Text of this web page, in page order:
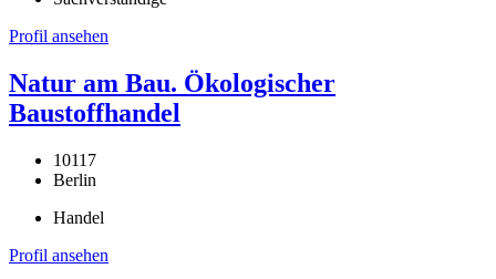
Profil ansehen
Natur am Bau. Ökologischer
Baustoffhandel
10117
Berlin
Handel
Profil ansehen